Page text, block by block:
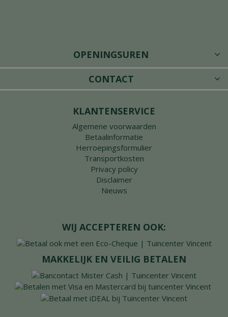
OPENINGSUREN
CONTACT
KLANTENSERVICE
Algemene voorwaarden
Betaalinformatie
Herroepingsformulier
Transportkosten
Privacy policy
Disclaimer
Nieuws
WIJ ACCEPTEREN OOK:
MAKKELIJK EN VEILIG BETALEN